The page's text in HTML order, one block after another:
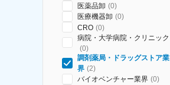
医薬品卸 (0)
医療機器卸 (0)
CRO (0)
病院・大学病院・クリニック
(0)
調剤薬局・ドラッグストア業
界 (2)
バイオベンチャー業界 (0)